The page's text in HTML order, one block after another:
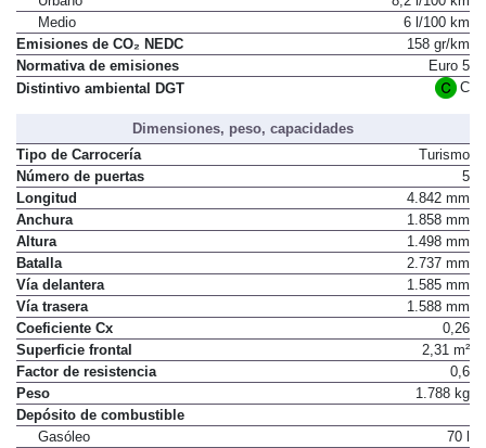
Medio
6 l/100 km
Emisiones de CO₂ NEDC
158 gr/km
Normativa de emisiones
Euro 5
Distintivo ambiental DGT
C
Dimensiones, peso, capacidades
Tipo de Carrocería
Turismo
Número de puertas
5
Longitud
4.842 mm
Anchura
1.858 mm
Altura
1.498 mm
Batalla
2.737 mm
Vía delantera
1.585 mm
Vía trasera
1.588 mm
Coeficiente Cx
0,26
Superficie frontal
2,31 m²
Factor de resistencia
0,6
Peso
1.788 kg
Depósito de combustible
Gasóleo
70 l